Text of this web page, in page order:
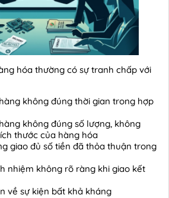
hóa thường có sự tranh chấp với
không đúng thời gian trong hợp
không đúng số lượng, không
thước của hàng hóa
giao đủ số tiền đã thỏa thuận trong
nhiệm không rõ ràng khi giao kết
về sự kiện bất khả kháng